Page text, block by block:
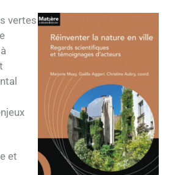
vertes
et